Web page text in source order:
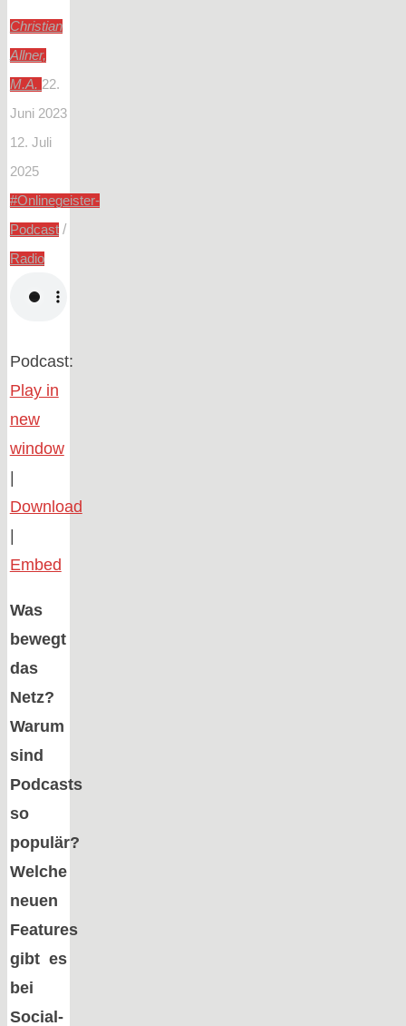
Christian
Allner,
M.A. 22.
Juni 2023
12. Juli
2025
#Onlinegeister-
Podcast/
Radio
Podcast:
Play in
new
window
Download
Embed
Was
bewegt
das
Netz?
Warum
sind
Podcasts
so
populär?
Welche
neuen
Features
gibt es
bei
Social-